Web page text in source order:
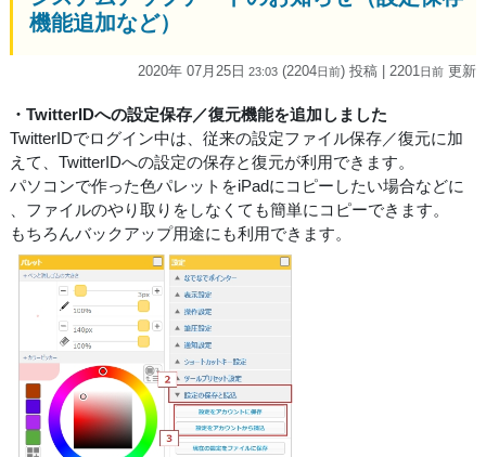
機能追加など）
2020年 07月25日 23:03 (2204日前) 投稿 | 2201 日前 更新
・TwitterIDへの設定保存／復元機能を追加しました
TwitterIDでログイン中は、従来の設定ファイル保存／復元に加
えて、TwitterIDへの設定の保存と復元が利用できます。
パソコンで作った色パレットをiPadにコピーしたい場合などに
、ファイルのやり取りをしなくても簡単にコピーできます。
もちろんバックアップ用途にも利用できます。